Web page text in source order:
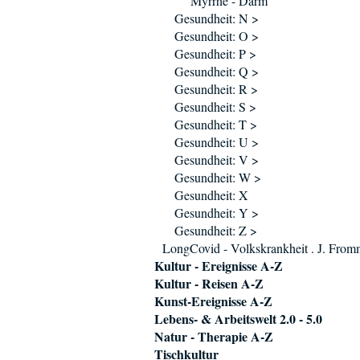
Gesundheit: N >
Gesundheit: O >
Gesundheit: P >
Gesundheit: Q >
Gesundheit: R >
Gesundheit: S >
Gesundheit: T >
Gesundheit: U >
Gesundheit: V >
Gesundheit: W >
Gesundheit: X
Gesundheit: Y >
Gesundheit: Z >
LongCovid - Volkskrankheit . J.
Kultur - Ereignisse A-Z
Kultur - Reisen A-Z
Kunst-Ereignisse A-Z
Lebens- & Arbeitswelt 2.0 - 5.0
Natur - Therapie A-Z
Tischkultur